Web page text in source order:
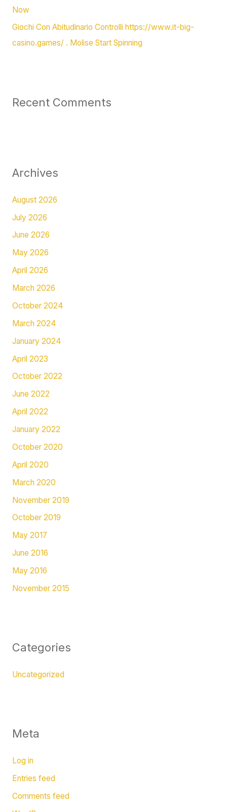
Now
Giochi Con Abitudinario Controlli https://www.it-big-
casino.games/ . Molise Start Spinning
Recent Comments
Archives
August 2026
July 2026
June 2026
May 2026
April 2026
March 2026
October 2024
March 2024
January 2024
April 2023
October 2022
June 2022
April 2022
January 2022
October 2020
April 2020
March 2020
November 2019
October 2019
May 2017
June 2016
May 2016
November 2015
Categories
Uncategorized
Meta
Log in
Entries feed
Comments feed